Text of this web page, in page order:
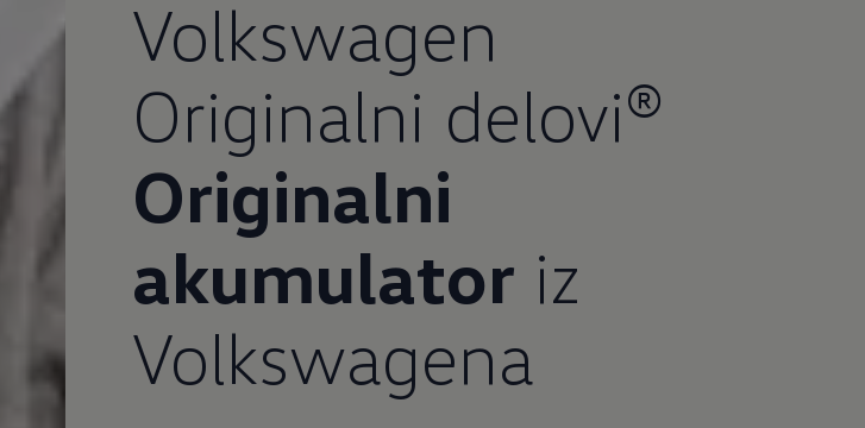
Volkswagen
Originalni delovi®
Originalni
akumulator iz
Volkswagena